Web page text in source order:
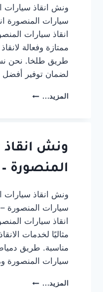
ونش انقاذ سيارات
سيارات المنصورة
انقاذ سيارات
ممتازة وفعالة
طريق طلخا. نحن
لضمان توفير
المزيد... ونش
طريق
طلخا
ونش انقاذ
المنصورة
ونش انقاذ سيارات
سيارات المنصورة
انقاذ سيارات
مثاليًا لخدمات
مناسبة. طريق
سيارات المنصورة
المزيد... ونش